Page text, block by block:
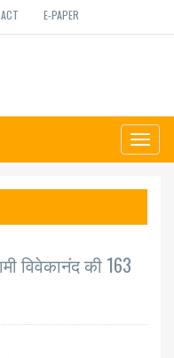
E-PAPER
विवेकानंद की 163